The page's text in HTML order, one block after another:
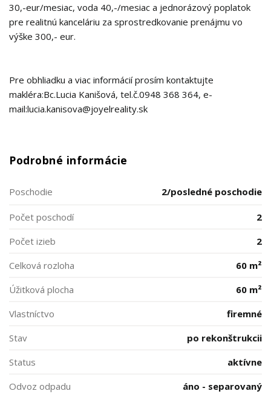
30,-eur/mesiac, voda 40,-/mesiac a jednorázový poplatok
pre realitnú kanceláriu za sprostredkovanie prenájmu vo
výške 300,- eur.
Pre obhliadku a viac informácií prosím kontaktujte
makléra:Bc.Lucia Kanišová, tel.č.0948 368 364, e-
mail:lucia.kanisova@joyelreality.sk
Podrobné informácie
Poschodie 2/posledné poschodie
Počet poschodí
2
Počet izieb
2
Celková rozloha
60 m²
Úžitková plocha
60 m²
Vlastníctvo
firemné
Stav
po rekonštrukcii
Status
aktívne
Odvoz odpadu
áno - separovaný